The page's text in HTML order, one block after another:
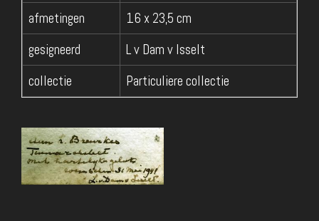
afmetingen
16 x 23,5 cm
gesigneerd
L v Dam v Isselt
collectie
Particuliere collectie